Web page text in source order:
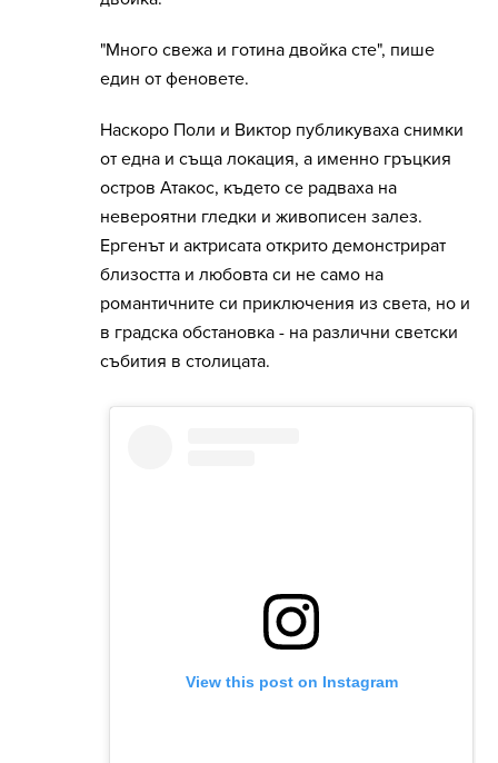
"Много свежа и готина двойка сте", пише
един от феновете.
Наскоро Поли и Виктор публикуваха снимки
от една и съща локация, а именно гръцкия
остров Атакос, където се радваха на
невероятни гледки и живописен залез.
Ергенът и актрисата открито демонстрират
близостта и любовта си не само на
романтичните си приключения из света, но и
в градска обстановка - на различни светски
събития в столицата.